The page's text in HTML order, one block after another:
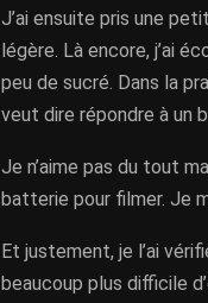
J’ai ensuite pris une
légère. Là encore, j’ai
peu de sucré. Dans la
veut dire répondre à un
Je n’aime pas du tout
batterie pour filmer. Je
Et justement, je l’ai
beaucoup plus difficile